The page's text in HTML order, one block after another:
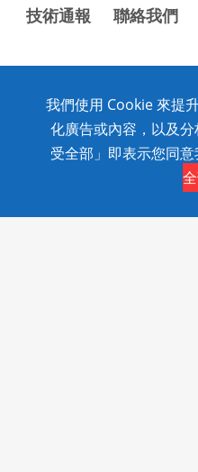
技術通報
聯絡我們
Copyright © 2020
Rights Reserved.
我們使用 Cookie 來提
化廣告或內容，以及
受全部」即表示您同意